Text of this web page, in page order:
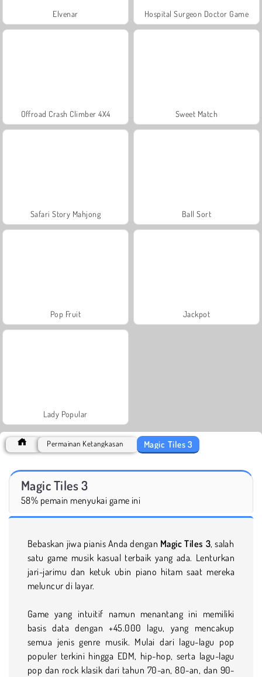
Elvenar Hospital Surgeon Doctor Game
Offroad Crash Climber 4X4 Sweet Match
Safari Story Mahjong Ball Sort
Pop Fruit Jackpot
Lady Popular
Permainan Ketangkasan Magic Tiles 3
Magic Tiles 3
58% pemain menyukai game ini
Bebaskan jiwa pianis Anda dengan Magic Tiles 3, salah
satu game musik kasual terbaik yang ada. Lenturkan
jari-jarimu dan ketuk ubin piano hitam saat mereka
meluncur di layar.
Game yang intuitif namun menantang ini memiliki
basis data dengan +45.000 lagu, yang mencakup
semua jenis genre musik. Mulai dari lagu-lagu pop
populer terkini hingga EDM, hip-hop, serta lagu-lagu
pop dan rock klasik dari tahun 70-an, 80-an, dan 90-